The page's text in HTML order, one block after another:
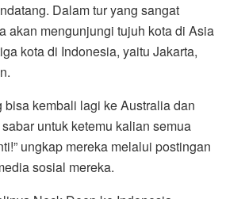
Dalam tur yang sangat
akan mengunjungi tujuh kota di Asia
kota di Indonesia, yaitu Jakarta,
bisa kembali lagi ke Australia dan
untuk ketemu kalian semua
ungkap mereka melalui postingan
sosial mereka.